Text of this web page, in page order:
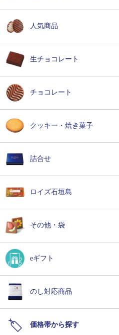
人気商品
生チョコレート
チョコレート
クッキー・焼き菓子
詰合せ
ロイズ石垣島
その他・袋
eギフト
のし対応商品
価格帯から探す